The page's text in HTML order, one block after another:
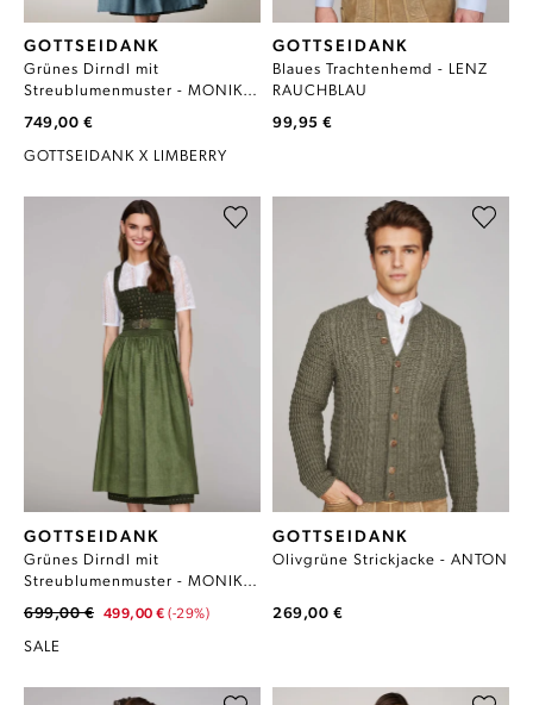
GOTTSEIDANK
Grünes Dirndl mit
Streublumenmuster - MONIKA
749,00 €
GOTTSEIDANK X LIMBERRY
GOTTSEIDANK
Blaues Trachtenhemd - LENZ
RAUCHBLAU
99,95 €
GOTTSEIDANK
Grünes Dirndl mit
Streublumenmuster - MONIKA
699,00 € 499,00 € (-29%)
SALE
GOTTSEIDANK
Olivgrüne Strickjacke - ANTON
269,00 €